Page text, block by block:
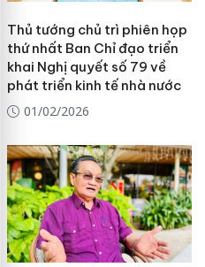
Thủ tướng chủ trì phiên họp
thứ nhất Ban Chỉ đạo triển
khai Nghị quyết số 79 về
phát triển kinh tế nhà nước
01/02/2026